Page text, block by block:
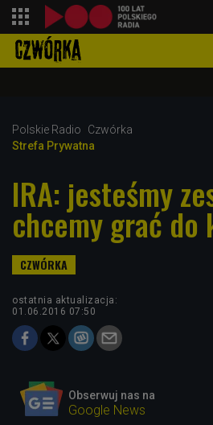
Polskie Radio
Czwórka
Strefa Prywatna
IRA: jesteśmy
chcemy grać do
ostatnia aktualizacja:
01.06.2016 07:50
Obserwuj nas na
Google News